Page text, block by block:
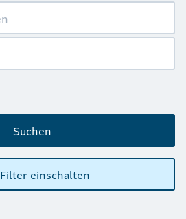
Suchen
Filter einschalten